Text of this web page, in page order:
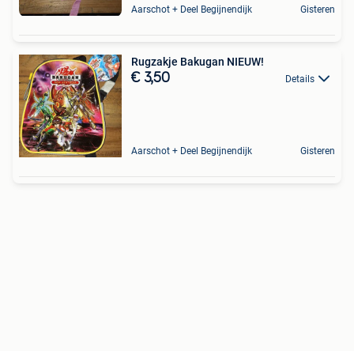
Aarschot + Deel Begijnendijk Gisteren
Rugzakje Bakugan NIEUW!
€ 3,50 Details
Aarschot + Deel Begijnendijk Gisteren